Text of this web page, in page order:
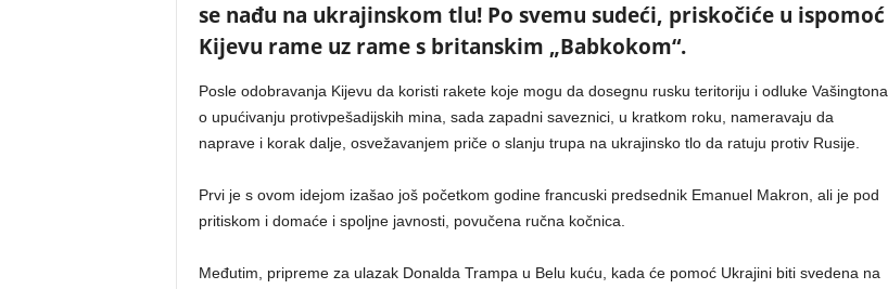
se nađu na ukrajinskom tlu! Po svemu sudeći, priskočiće u ispomoć
Kijevu rame uz rame s britanskim „Babkokom“.
Posle odobravanja Kijevu da koristi rakete koje mogu da dosegnu rusku teritoriju i odluke Vašingtona
o upućivanju protivpešadijskih mina, sada zapadni saveznici, u kratkom roku, nameravaju da
naprave i korak dalje, osvežavanjem priče o slanju trupa na ukrajinsko tlo da ratuju protiv Rusije.
Prvi je s ovom idejom izašao još početkom godine francuski predsednik Emanuel Makron, ali je pod
pritiskom i domaće i spoljne javnosti, povučena ručna kočnica.
Međutim, pripreme za ulazak Donalda Trampa u Belu kuću, kada će pomoć Ukrajini biti svedena na